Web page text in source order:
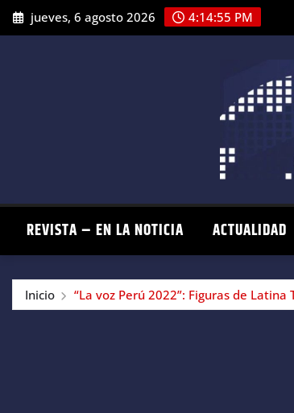
Saltar
al
jueves, 6 agosto 2026 4:14:56 PM
REVISTA – EN LA NOTICIA ACTUALIDAD
Inicio “La voz Perú 2022”: Figuras de